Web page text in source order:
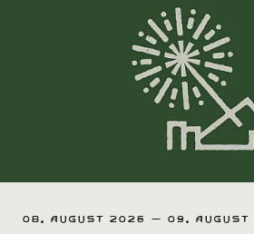
08. August 2026 – 09. August